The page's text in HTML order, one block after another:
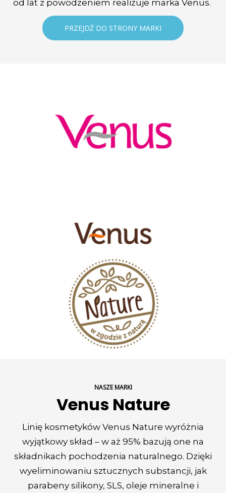
od lat z powodzeniem realizuje marka Venus.
PRZEJDŹ DO STRONY MARKI
NASZE MARKI
Venus Nature
Linię kosmetyków Venus Nature wyróżnia
wyjątkowy skład – w aż 95% bazują one na
składnikach pochodzenia naturalnego. Dzięki
wyeliminowaniu sztucznych substancji, jak
parabeny silikony, SLS, oleje mineralne i